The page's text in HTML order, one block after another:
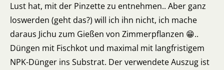
Lust hat, mit der Pinzette zu entnehmen.. Aber ganz
loswerden (geht das?) will ich ihn nicht, ich mache
daraus Jichu zum Gießen von Zimmerpflanzen 😁..
Düngen mit Fischkot und maximal mit langfristigem
NPK-Dünger ins Substrat. Der verwendete Auszug ist